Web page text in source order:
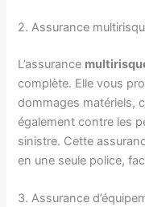
2. Assurance
L’assurance
complète. Elle vous
dommages matériels,
également contre les
sinistre. Cette
en une seule police,
3. Assurance